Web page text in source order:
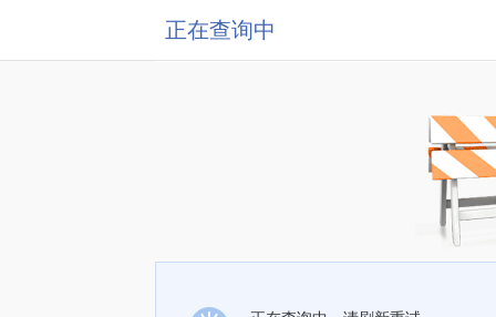
正在查询中